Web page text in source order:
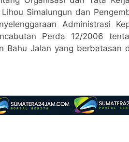
Simalungun dan
Administrasi
Perda 12/2006
Bahu Jalan yang berbatasan